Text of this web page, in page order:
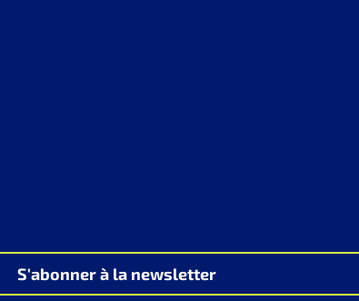
S'abonner à la newsletter